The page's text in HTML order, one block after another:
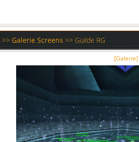
>> Galerie Screens >> Guilde RG
[Galerie]